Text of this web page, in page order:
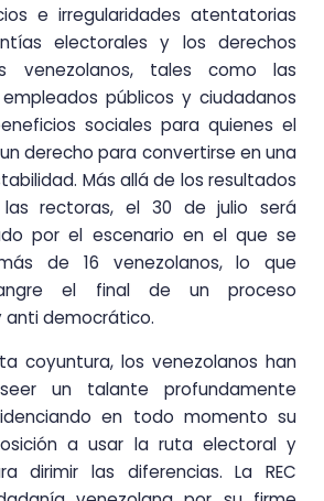
e irregularidades atentatorias
electorales y los derechos
venezolanos, tales como las
públicos y ciudadanos
sociales para quienes el
derecho para convertirse en una
Más allá de los resultados
las rectoras, el 30 de julio será
por el escenario en el que se
de 16 venezolanos, lo que
el final de un proceso
anti democrático.
coyuntura, los venezolanos han
un talante profundamente
en todo momento su
a usar la ruta electoral y
dirimir las diferencias. La REC